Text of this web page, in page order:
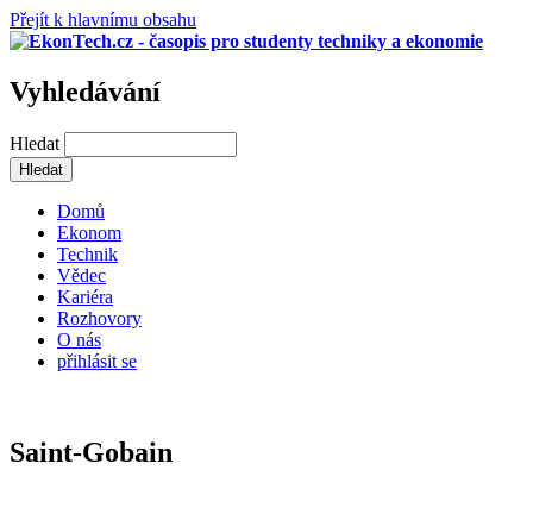
Přejít k hlavnímu obsahu
Vyhledávání
Hledat
Domů
Ekonom
Technik
Vědec
Kariéra
Rozhovory
O nás
přihlásit se
Saint-Gobain